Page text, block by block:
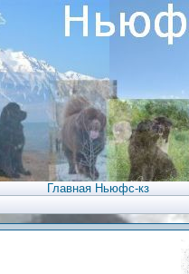
Главная Ньюфс-кз